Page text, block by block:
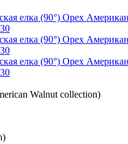
Walnut collection)